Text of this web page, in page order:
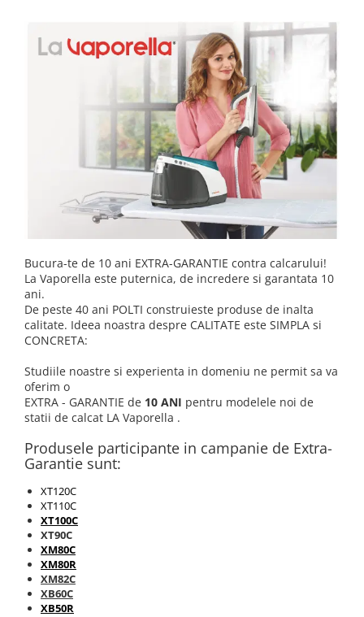
Statii de calcat cu pompa
Fiare de calcat cu abur
Statii de calcat profesionale
Cafea și espressoare
Espresoare cu capsule
Espresoare cafea
Cafea paduri ESE 44
Aparate de curatat cu abur
Mop cu abur
Curatator aburi
Solutii pentru plosnite
Accesorii statii de calcat
Accesorii curatatoare cu abur
Accesorii aspiratoare
Accesorii dispozitive profesionale
Pachete & Oferte
Bucura-te de 10 ani EXTRA-GARANTIE contra calcarului!
La Vaporella este puternica, de incredere si garantata 10
ani.
De peste 40 ani POLTI construieste produse de inalta
calitate. Ideea noastra despre CALITATE este SIMPLA si
CONCRETA:
Studiile noastre si experienta in domeniu ne permit sa va
oferim o
EXTRA - GARANTIE de 10 ANI pentru modelele noi de
statii de calcat LA Vaporella .
Produsele participante in campanie de Extra-
Garantie sunt:
XT120C
XT110C
XT100C
XT90C
XM80C
XM80R
XM82C
XB60C
XB50R